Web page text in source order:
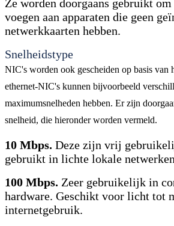
Ze worden doorgaans gebruikt
voegen aan apparaten die geen
netwerkkaarten hebben.
Snelheidstype
NIC's worden ook gescheiden op basis van
ethernet-NIC's kunnen bijvoorbeeld
maximumsnelheden hebben. Er zijn
snelheid, die hieronder worden vermeld.
10 Mbps. Deze zijn vrij
gebruikt in lichte lokale
100 Mbps. Zeer gebruikelijk in
hardware. Geschikt voor licht tot
internetgebruik.